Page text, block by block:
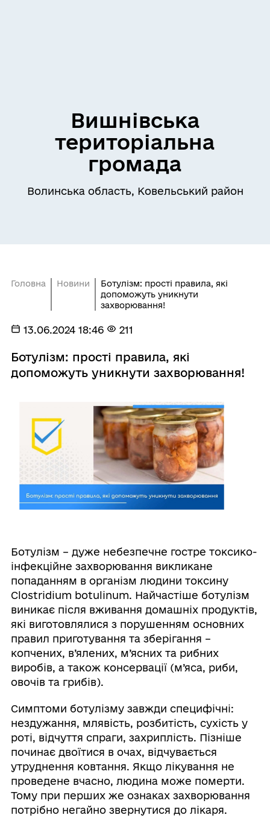
Вишнівська
територіальна
громада
Волинська область, Ковельський район
Головна Новини
Ботулізм: прості правила, які
допоможуть уникнути
захворювання!
13.06.2024 18:46 211
Ботулізм: прості правила, які
допоможуть уникнути захворювання!
Ботулізм – дуже небезпечне гостре токсико-
інфекційне захворювання викликане
попаданням в організм людини токсину
Clostridium botulinum. Найчастіше ботулізм
виникає після вживання домашніх продуктів,
які виготовлялися з порушенням основних
правил приготування та зберігання –
копчених, в’ялених, м’ясних та рибних
виробів, а також консервації (м’яса, риби,
овочів та грибів).
Симптоми ботулізму завжди специфічні:
нездужання, млявість, розбитість, сухість у
роті, відчуття спраги, захриплість. Пізніше
починає двоїтися в очах, відчувається
утруднення ковтання. Якщо лікування не
проведене вчасно, людина може померти.
Тому при перших же ознаках захворювання
потрібно негайно звернутися до лікаря.